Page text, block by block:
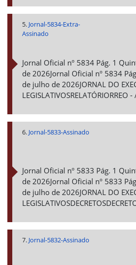
5. Jornal-5834-Extra-
Assinado
Jornal Oficial nº 5834 Pág. 1
de 2026Jornal Oficial nº 5834
de julho de 2026JORNAL DO
LEGISLATIVOSRELATÓRIORREO
6. Jornal-5833-Assinado
Jornal Oficial nº 5833 Pág. 1
de 2026Jornal Oficial nº 5833
de julho de 2026JORNAL DO
7. Jornal-5832-Assinado